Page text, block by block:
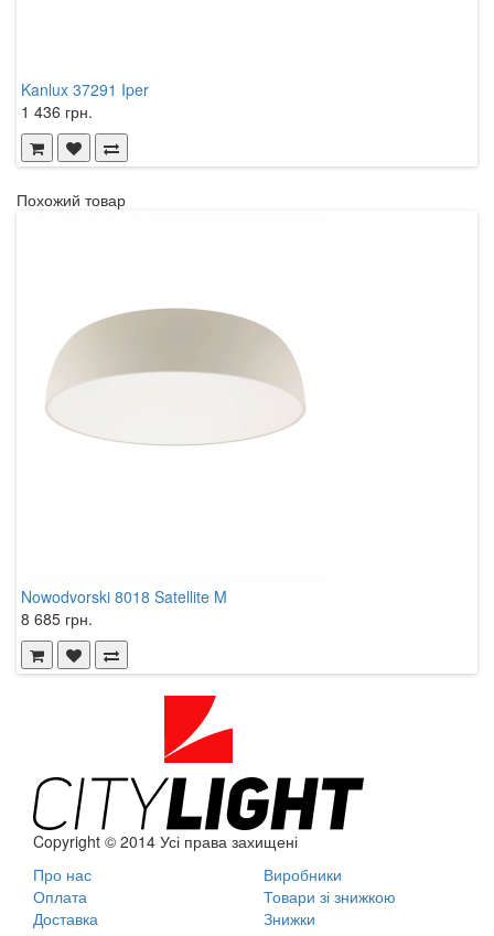
Kanlux 37291 Iper
1 436 грн.
Похожий товар
Nowodvorski 8018 Satellite M
8 685 грн.
Copyright © 2014 Усі права захищені
Про нас
Оплата
Доставка
Виробники
Товари зі знижкою
Знижки